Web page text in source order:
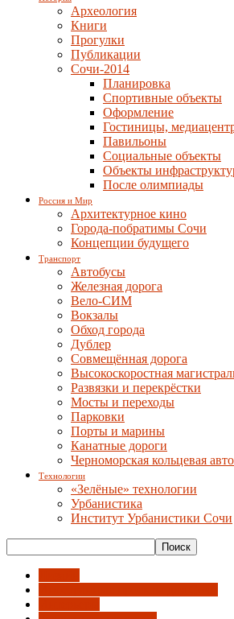
Археология
Книги
Прогулки
Публикации
Сочи-2014
Планировка
Спортивные объекты
Оформление
Гостиницы,
Павильоны
Социальные объекты
Объекты
После олимпиады
Россия и Мир
Архитектурное кино
Города-побратимы Сочи
Концепции будущего
Транспорт
Автобусы
Железная дорога
Вело-СИМ
Вокзалы
Обход города
Дублер
Совмещённая дорога
Высокоскоростная
Развязки и перекрёстки
Мосты и переходы
Парковки
Порты и марины
Канатные дороги
Черноморская кольцевая
Технологии
«Зелёные» технологии
Урбанистика
Институт Урбанистики Сочи